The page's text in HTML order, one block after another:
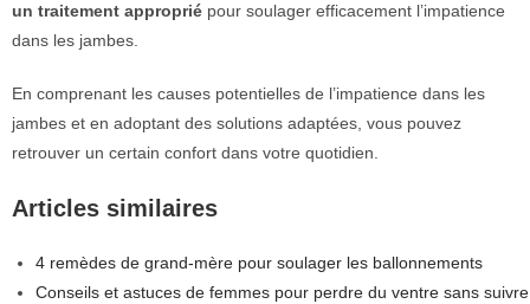
un traitement approprié pour soulager efficacement l’impatience
dans les jambes.
En comprenant les causes potentielles de l’impatience dans les
jambes et en adoptant des solutions adaptées, vous pouvez
retrouver un certain confort dans votre quotidien.
Articles similaires
4 remèdes de grand-mère pour soulager les ballonnements
Conseils et astuces de femmes pour perdre du ventre sans suivre